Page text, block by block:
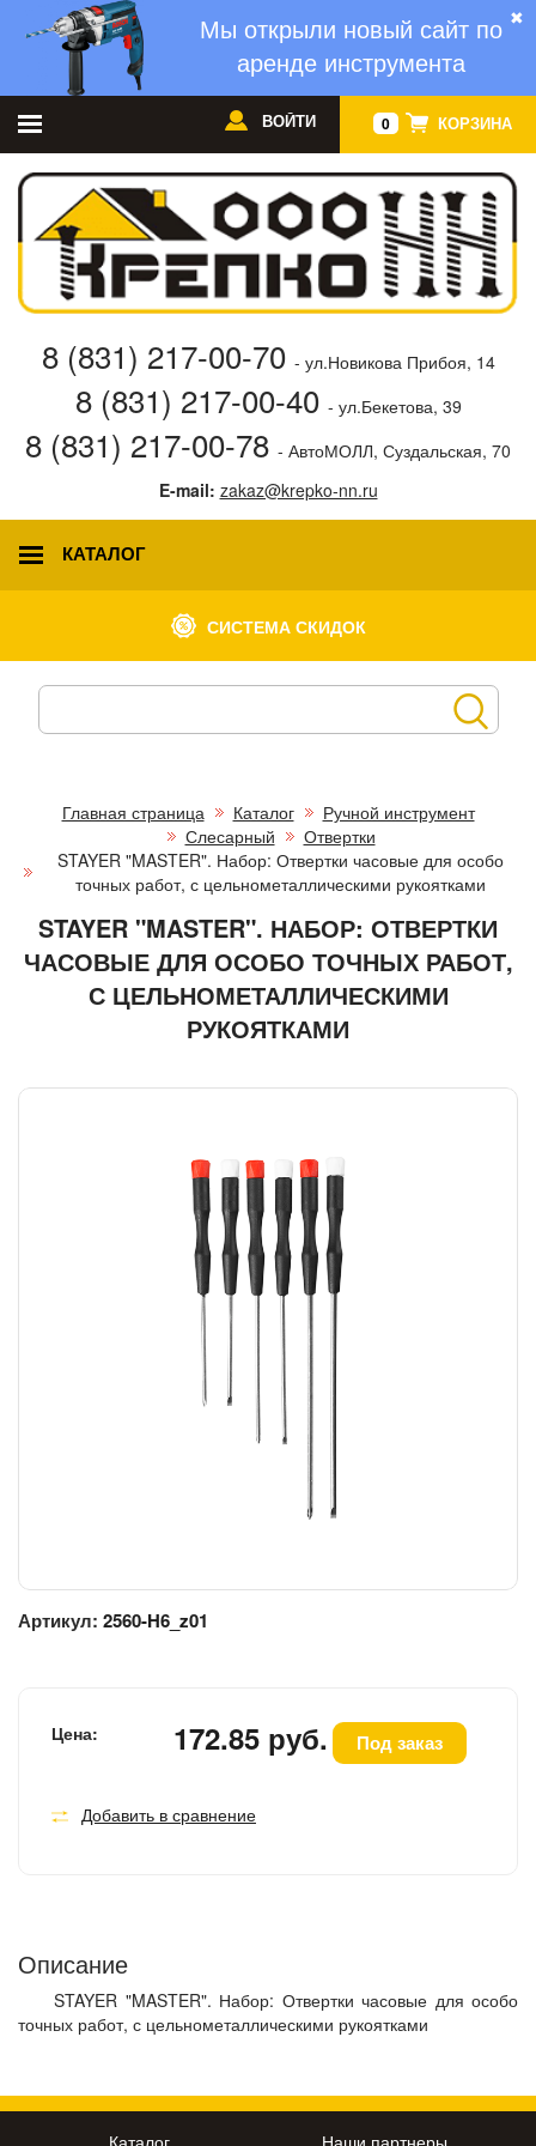
✖
Мы открыли новый сайт по
аренде инструмента
0 КОРЗИНА
ВОЙТИ
8 (831) 217-00-70 - ул.Новикова Прибоя, 14
8 (831) 217-00-40 - ул.Бекетова, 39
8 (831) 217-00-78 - АвтоМОЛЛ, Суздальская, 70
E-mail: zakaz@krepko-nn.ru
КАТАЛОГ
СИСТЕМА СКИДОК
Главная страница Каталог
Ручной инструмент
Слесарный
Отвертки
STAYER "MASTER". Набор: Отвертки часовые для особо
точных работ, с цельнометаллическими рукоятками
STAYER "MASTER". НАБОР: ОТВЕРТКИ
ЧАСОВЫЕ ДЛЯ ОСОБО ТОЧНЫХ РАБОТ,
С ЦЕЛЬНОМЕТАЛЛИЧЕСКИМИ
РУКОЯТКАМИ
Артикул: 2560-H6_z01
Цена: 172.85 руб. Под заказ
Добавить в сравнение
Описание
STAYER "MASTER". Набор: Отвертки часовые для особо
точных работ, с цельнометаллическими рукоятками